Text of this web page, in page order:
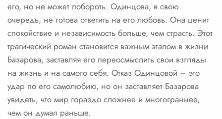
его, но не может побороть. Одинцова, в свою
очередь, не готова ответить на его любовь. Она ценит
спокойствие и независимость больше, чем страсть. Этот
трагический роман становится важным этапом в жизни
Базарова, заставляя его переосмыслить свои взгляды
на жизнь и на самого себя. Отказ Одинцовой – это
удар по его самолюбию, но он заставляет Базарова
увидеть, что мир гораздо сложнее и многограннее,
чем он думал раньше.